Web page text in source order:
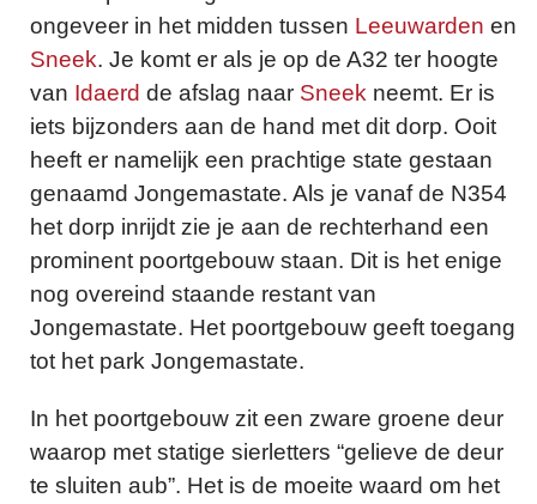
ongeveer in het midden tussen Leeuwarden en
Sneek. Je komt er als je op de A32 ter hoogte
van Idaerd de afslag naar Sneek neemt. Er is
iets bijzonders aan de hand met dit dorp. Ooit
heeft er namelijk een prachtige state gestaan
genaamd Jongemastate. Als je vanaf de N354
het dorp inrijdt zie je aan de rechterhand een
prominent poortgebouw staan. Dit is het enige
nog overeind staande restant van
Jongemastate. Het poortgebouw geeft toegang
tot het park Jongemastate.
In het poortgebouw zit een zware groene deur
waarop met statige sierletters “gelieve de deur
te sluiten aub”. Het is de moeite waard om het